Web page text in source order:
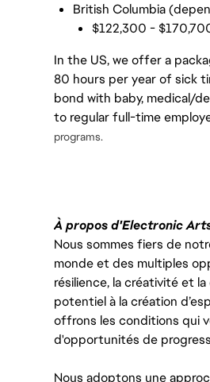
British Columbia
$122,300 -
In the US, we offer a
80 hours per year of sick
bond with baby, medical/
to regular full-time
programs.
À propos d'Electronic
Nous sommes fiers de
monde et des multiples
résilience, la créativité et
potentiel à la création
offrons les conditions qui
d'opportunités de
Nous adoptons une